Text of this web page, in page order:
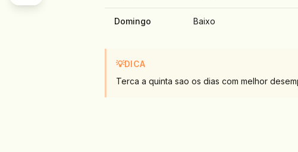
Domingo Baixo
💡DICA
Terca a quinta sao os dias com melhor